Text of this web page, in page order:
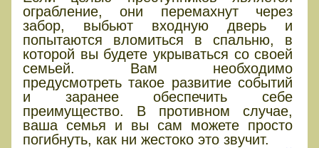
ограбление, они перемахнут через
забор, выбьют входную дверь и
попытаются вломиться в спальню, в
которой вы будете укрываться со своей
семьей. Вам необходимо
предусмотреть такое развитие событий
и заранее обеспечить себе
преимущество. В противном случае,
ваша семья и вы сам можете просто
погибнуть, как ни жестоко это звучит.